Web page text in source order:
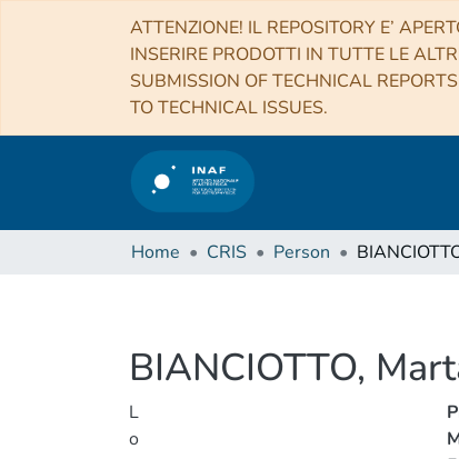
ATTENZIONE! IL REPOSITORY E’
INSERIRE PRODOTTI IN TUTTE LE
SUBMISSION OF TECHNICAL
TO TECHNICAL ISSUES.
Home CRIS Person
BIANCIOTTO,
L
o